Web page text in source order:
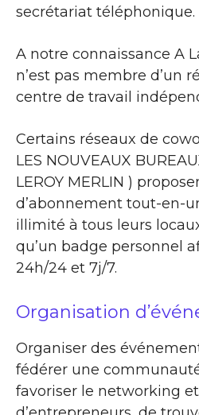
secrétariat téléphonique.
A notre connaissance A
n’est pas membre d’un
centre de travail
Certains réseaux de
LES NOUVEAUX
LEROY MERLIN )
d’abonnement tout-en-
illimité à tous leurs
qu’un badge personnel
24h/24 et 7j/7.
Organisation
Organiser des
fédérer une
favoriser le networking